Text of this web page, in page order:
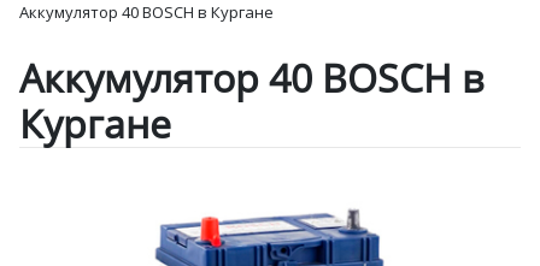
Аккумулятор 40 BOSCH в Кургане
Аккумулятор 40 BOSCH в
Кургане